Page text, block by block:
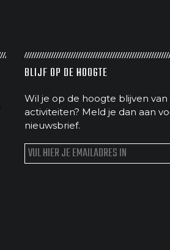
BLIJF OP DE HOOGTE
Wil je op de hoogte blijven van
activiteiten? Meld je dan aan
nieuwsbrief.